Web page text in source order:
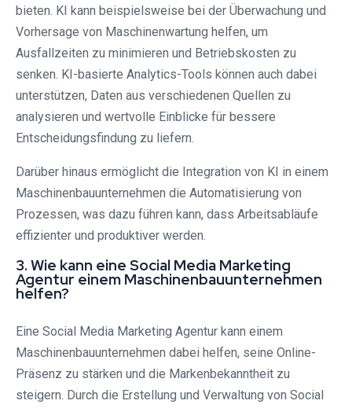
bieten. KI kann beispielsweise bei der Überwachung und
Vorhersage von Maschinenwartung helfen, um
Ausfallzeiten zu minimieren und Betriebskosten zu
senken. KI-basierte Analytics-Tools können auch dabei
unterstützen, Daten aus verschiedenen Quellen zu
analysieren und wertvolle Einblicke für bessere
Entscheidungsfindung zu liefern.
Darüber hinaus ermöglicht die Integration von KI in einem
Maschinenbauunternehmen die Automatisierung von
Prozessen, was dazu führen kann, dass Arbeitsabläufe
effizienter und produktiver werden.
3. Wie kann eine Social Media Marketing
Agentur einem Maschinenbauunternehmen
helfen?
Eine Social Media Marketing Agentur kann einem
Maschinenbauunternehmen dabei helfen, seine Online-
Präsenz zu stärken und die Markenbekanntheit zu
steigern. Durch die Erstellung und Verwaltung von Social